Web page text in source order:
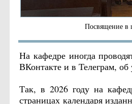
Посвящение в
На кафедре иногда
ВКонтакте и в Телеграм,
Так, в 2026 году на
страницах календаря